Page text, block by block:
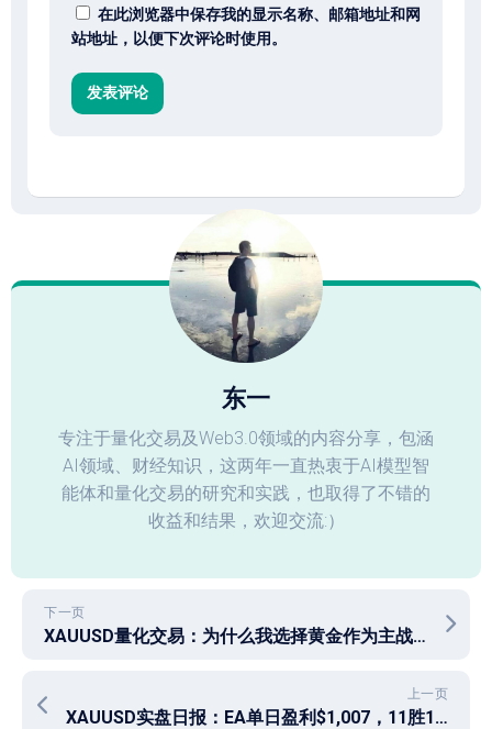
在此浏览器中保存我的显示名称、邮箱地址和网
站地址，以便下次评论时使用。
东一
专注于量化交易及Web3.0领域的内容分享，包涵
AI领域、财经知识，这两年一直热衷于AI模型智
能体和量化交易的研究和实践，也取得了不错的
收益和结果，欢迎交流:）
下一页
XAUUSD量化交易：为什么我选择黄金作为主战场
上一页
XAUUSD实盘日报：EA单日盈利$1,007，11胜1负的底层逻辑